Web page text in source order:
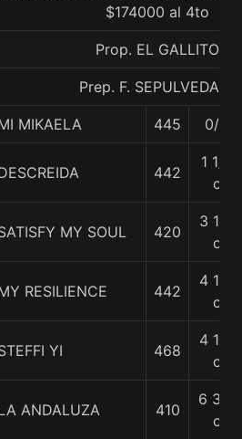
$174000 al 4to
Prop. EL GALLITO
Prep. F. SEPULVEDA E.
MIKAELA 445 0/0
442
1 1/2
c
MY SOUL 420
3 1/2
c
RESILIENCE 442
4 1/2
c
YI 468
4 1/2
c
ANDALUZA 410
6 3/4
c